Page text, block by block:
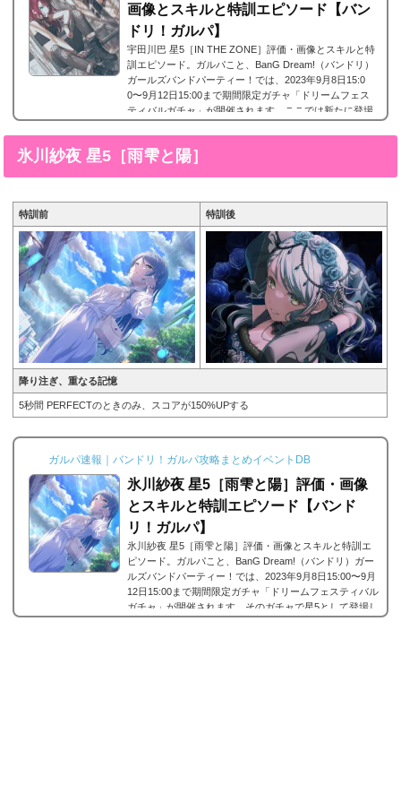
画像とスキルと特訓エピソード【バン
ドリ！ガルパ】
宇田川巴 星5［IN THE ZONE］評価・画像とスキルと特
訓エピソード。ガルパこと、BanG Dream!（バンドリ）
ガールズバンドパーティー！では、2023年9月8日15:0
0〜9月12日15:00まで期間限定ガチャ「ドリームフェス
ティバルガチャ」が開催されます。ここでは新たに登場
めです。宇田川巴 星5［IN THE ZONE］※画像をタップ/
リ...
氷川紗夜 星5［雨雫と陽］
特訓前 特訓後
降り注ぎ、重なる記憶
5秒間 PERFECTのときのみ、スコアが150%UPする
ガルパ速報｜バンドリ！ガルパ攻略まとめイベントDB
氷川紗夜 星5［雨雫と陽］評価・画像
とスキルと特訓エピソード【バンド
リ！ガルパ】
氷川紗夜 星5［雨雫と陽］評価・画像とスキルと特訓エ
ピソード。ガルパこと、BanG Dream!（バンドリ）ガー
ルズバンドパーティー！では、2023年9月8日15:00〜9月
12日15:00まで期間限定ガチャ「ドリームフェスティバル
ガチャ」が開催されます。そのガチャで星5として登場し